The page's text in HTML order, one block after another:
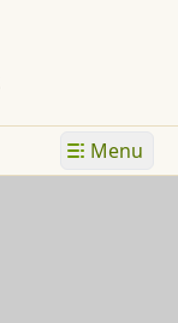
Menu